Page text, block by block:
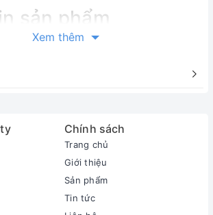
sản phẩm
Xem thêm
Chính sách
Trang chủ
Giới thiệu
Sản phẩm
Tin tức